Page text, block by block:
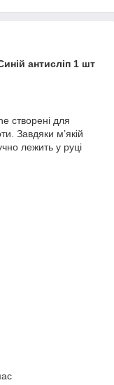
антисліп 1 шт
створені для
Завдяки м’якій
лежить у руці